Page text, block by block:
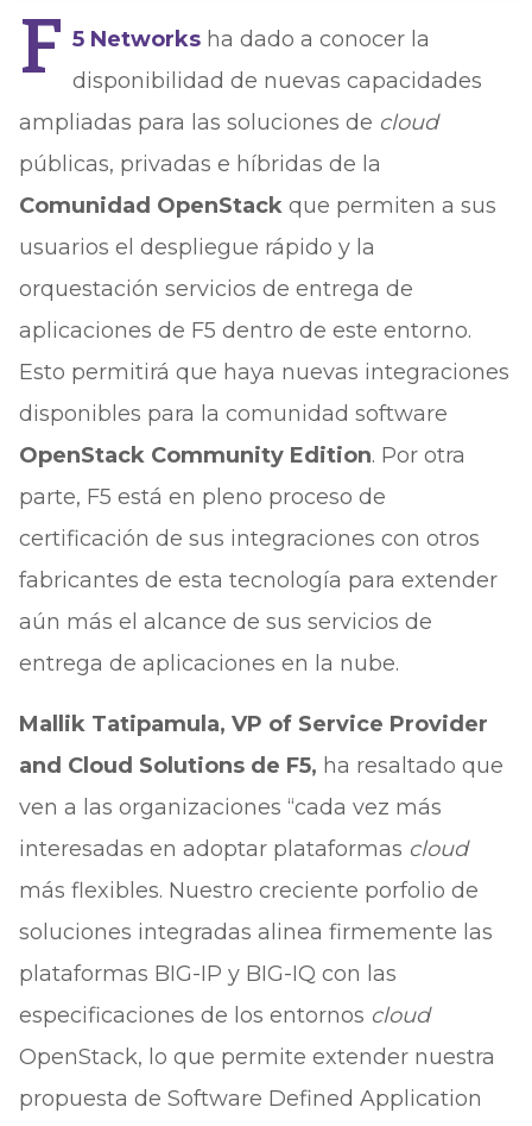
F 5 Networksha dado a conocer la
disponibilidad de nuevas capacidades
ampliadas para las soluciones de cloud
públicas, privadas e híbridas de la
Comunidad OpenStack que permiten a sus
usuarios el despliegue rápido y la
orquestación servicios de entrega de
aplicaciones de F5 dentro de este entorno.
Esto permitirá que haya nuevas integraciones
disponibles para la comunidad software
OpenStack Community Edition. Por otra
parte, F5 está en pleno proceso de
certificación de sus integraciones con otros
fabricantes de esta tecnología para extender
aún más el alcance de sus servicios de
entrega de aplicaciones en la nube.
Mallik Tatipamula, VP of Service Provider
and Cloud Solutions de F5, ha resaltado que
ven a las organizaciones “cada vez más
interesadas en adoptar plataformas cloud
más flexibles. Nuestro creciente porfolio de
soluciones integradas alinea firmemente las
plataformas BIG-IP y BIG-IQ con las
especificaciones de los entornos cloud
OpenStack, lo que permite extender nuestra
propuesta de Software Defined Application